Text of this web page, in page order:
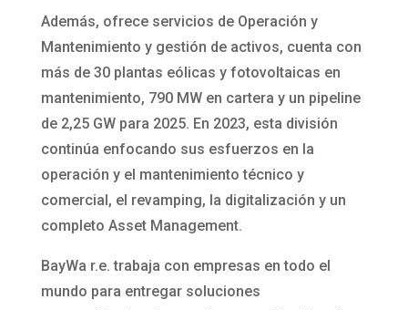
Además, ofrece servicios de Operación y
Mantenimiento y gestión de activos, cuenta con
más de 30 plantas eólicas y fotovoltaicas en
mantenimiento, 790 MW en cartera y un pipeline
de 2,25 GW para 2025. En 2023, esta división
continúa enfocando sus esfuerzos en la
operación y el mantenimiento técnico y
comercial, el revamping, la digitalización y un
completo Asset Management.
BayWa r.e. trabaja con empresas en todo el
mundo para entregar soluciones